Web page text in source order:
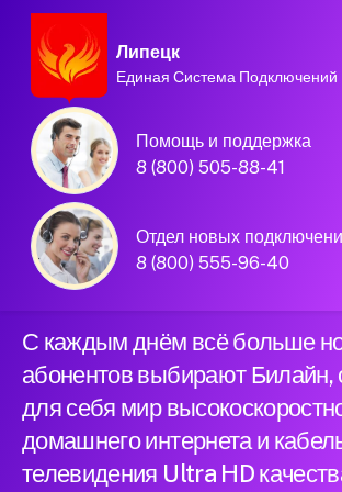
Липецк
Единая Система Подключений
Помощь и поддержка
8 (800) 505-88-41
Отдел новых
8 (800) 555-96-40
Домашний
телевидение
Билайн в городе
Липецк
С каждым днём всё больше
абонентов выбирают Билайн,
для себя мир
домашнего интернета и
телевидения Ultra HD